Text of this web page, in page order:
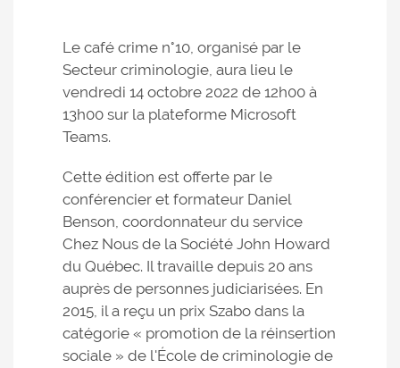
Le café crime n°10, organisé par le
Secteur criminologie, aura lieu le
vendredi 14 octobre 2022 de 12h00 à
13h00 sur la plateforme Microsoft
Teams.
Cette édition est offerte par le
conférencier et formateur Daniel
Benson, coordonnateur du service
Chez Nous de la Société John Howard
du Québec. Il travaille depuis 20 ans
auprès de personnes judiciarisées. En
2015, il a reçu un prix Szabo dans la
catégorie « promotion de la réinsertion
sociale » de l'École de criminologie de